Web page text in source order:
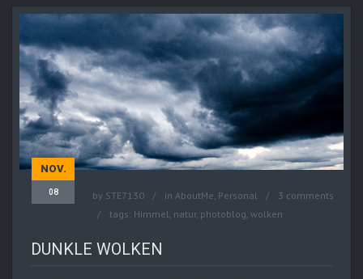
NOV.
08 by STE7130 in AboutMe Personal
3 comments
tags: Himmel natur, photoblog wolken
DUNKLE WOLKEN